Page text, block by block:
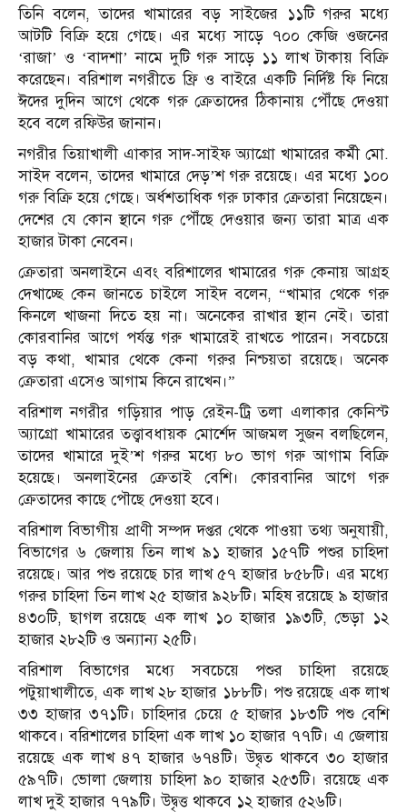
তিনি বলেন, তাদের খামারের বড় সাইজের ১১টি গরুর মধ্যে
আটটি বিক্রি হয়ে গেছে। এর মধ্যে সাড়ে ৭০০ কেজি ওজনের
‘রাজা’ ও ‘বাদশা’ নামে দুটি গরু সাড়ে ১১ লাখ টাকায় বিক্রি
করেছেন। বরিশাল নগরীতে ফ্রি ও বাইরে একটি নির্দিষ্ট ফি নিয়ে
ঈদের দুদিন আগে থেকে গরু ক্রেতাদের ঠিকানায় পৌঁছে দেওয়া
হবে বলে রফিউর জানান।
নগরীর তিয়াখালী এাকার সাদ-সাইফ অ্যাগ্রো খামারের কর্মী মো.
সাইদ বলেন, তাদের খামারে দেড়’শ গরু রয়েছে। এর মধ্যে ১০০
গরু বিক্রি হয়ে গেছে। অর্ধশতাধিক গরু ঢাকার ক্রেতারা নিয়েছেন।
দেশের যে কোন স্থানে গরু পৌঁছে দেওয়ার জন্য তারা মাত্র এক
হাজার টাকা নেবেন।
ক্রেতারা অনলাইনে এবং বরিশালের খামারের গরু কেনায় আগ্রহ
দেখাচ্ছে কেন জানতে চাইলে সাইদ বলেন, “খামার থেকে গরু
কিনলে খাজনা দিতে হয় না। অনেকের রাখার স্থান নেই। তারা
কোরবানির আগে পর্যন্ত গরু খামারেই রাখতে পারেন। সবচেয়ে
বড় কথা, খামার থেকে কেনা গরুর নিশ্চয়তা রয়েছে। অনেক
ক্রেতারা এসেও আগাম কিনে রাখেন।”
বরিশাল নগরীর গড়িয়ার পাড় রেইন-ট্রি তলা এলাকার কেনিস্ট
অ্যাগ্রো খামারের তত্ত্বাবধায়ক মোর্শেদ আজমল সুজন বলছিলেন,
তাদের খামারে দুই’শ গরুর মধ্যে ৮০ ভাগ গরু আগাম বিক্রি
হয়েছে। অনলাইনের ক্রেতাই বেশি। কোরবানির আগে গরু
ক্রেতাদের কাছে পৌছে দেওয়া হবে।
বরিশাল বিভাগীয় প্রাণী সম্পদ দপ্তর থেকে পাওয়া তথ্য অনুযায়ী,
বিভাগের ৬ জেলায় তিন লাখ ৯১ হাজার ১৫৭টি পশুর চাহিদা
রয়েছে। আর পশু রয়েছে চার লাখ ৫৭ হাজার ৮৫৮টি। এর মধ্যে
গরুর চাহিদা তিন লাখ ২৫ হাজার ৯২৮টি। মহিষ রয়েছে ৯ হাজার
৪৩০টি, ছাগল রয়েছে এক লাখ ১০ হাজার ১৯৩টি, ভেড়া ১২
হাজার ২৮২টি ও অন্যান্য ২৫টি।
বরিশাল বিভাগের মধ্যে সবচেয়ে পশুর চাহিদা রয়েছে
পটুয়াখালীতে, এক লাখ ২৮ হাজার ১৮৮টি। পশু রয়েছে এক লাখ
৩৩ হাজার ৩৭১টি। চাহিদার চেয়ে ৫ হাজার ১৮৩টি পশু বেশি
থাকবে। বরিশালের চাহিদা এক লাখ ১০ হাজার ৭৭টি। এ জেলায়
রয়েছে এক লাখ ৪৭ হাজার ৬৭৪টি। উদ্বৃত থাকবে ৩০ হাজার
৫৯৭টি। ভোলা জেলায় চাহিদা ৯০ হাজার ২৫৩টি। রয়েছে এক
লাখ দুই হাজার ৭৭৯টি। উদ্বৃত্ত থাকবে ১২ হাজার ৫২৬টি।